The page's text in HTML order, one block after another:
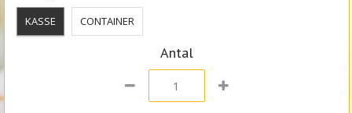
KASSE CONTAINER
Antal